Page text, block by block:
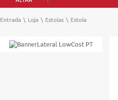
Entrada \ Loja \ Estolas \ Estola